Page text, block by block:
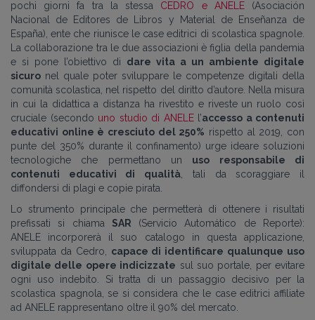
pochi giorni fa tra la stessa CEDRO e ANELE(Asociación
Nacional de Editores de Libros y Material de Enseñanza de
España), ente che riunisce le case editrici di scolastica spagnole.
La collaborazione tra le due associazioni è figlia della pandemia
e si pone l’obiettivo di dare vita a un ambiente digitale
sicuro nel quale poter sviluppare le competenze digitali della
comunità scolastica, nel rispetto del diritto d’autore. Nella misura
in cui la didattica a distanza ha rivestito e riveste un ruolo così
cruciale (secondo uno studio di ANELEl’accesso a contenuti
educativi online è cresciuto del 250% rispetto al 2019, con
punte del 350% durante il confinamento) urge ideare soluzioni
tecnologiche che permettano un uso responsabile di
contenuti educativi di qualità , tali da scoraggiare il
diffondersi di plagi e copie pirata.
Lo strumento principale che permetterà di ottenere i risultati
prefissati si chiama SAR (Servicio Automático de Reporte):
ANELE incorporerà il suo catalogo in questa applicazione,
sviluppata da Cedro, capace di identificare qualunque uso
digitale delle opere indicizzate sul suo portale, per evitare
ogni uso indebito. Si tratta di un passaggio decisivo per la
scolastica spagnola, se si considera che le case editrici affiliate
ad ANELE rappresentano oltre il 90% del mercato.